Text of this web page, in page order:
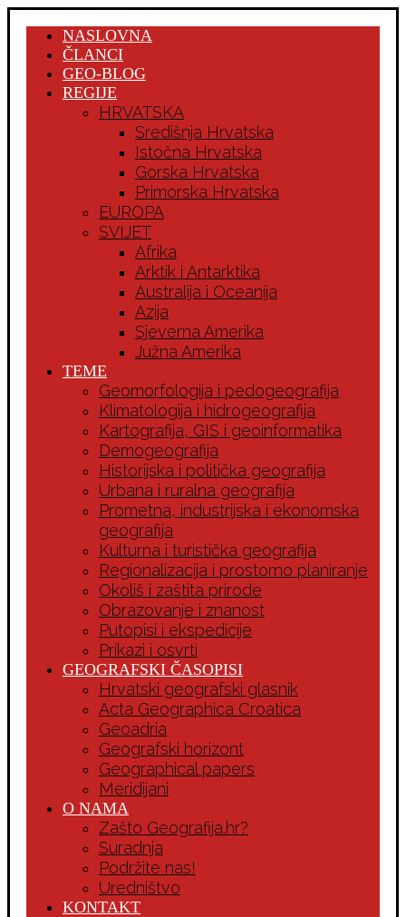
NASLOVNA
ČLANCI
GEO-BLOG
REGIJE
HRVATSKA
Središnja Hrvatska
Istočna Hrvatska
Gorska Hrvatska
Primorska Hrvatska
EUROPA
SVIJET
Afrika
Arktik i Antarktika
Australija i Oceanija
Azija
Sjeverna Amerika
Južna Amerika
TEME
Geomorfologija i pedogeografija
Klimatologija i hidrogeografija
Kartografija, GIS i geoinformatika
Demogeografija
Historijska i politička geografija
Urbana i ruralna geografija
Prometna, industrijska i ekonomska
geografija
Kulturna i turistička geografija
Regionalizacija i prostorno planiranje
Okoliš i zaštita prirode
Obrazovanje i znanost
Putopisi i ekspedicije
Prikazi i osvrti
GEOGRAFSKI ČASOPISI
Hrvatski geografski glasnik
Acta Geographica Croatica
Geoadria
Geografski horizont
Geographical papers
Meridijani
O NAMA
Zašto Geografija.hr?
Suradnja
Podržite nas!
Uredništvo
KONTAKT